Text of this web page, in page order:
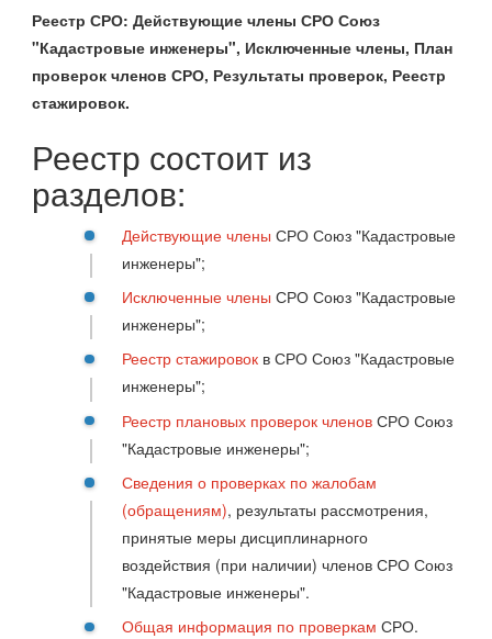
Реестр СРО: Действующие члены СРО Союз
"Кадастровые инженеры", Исключенные члены, План
проверок членов СРО, Результаты проверок, Реестр
стажировок.
Реестр состоит из
разделов:
Действующие члены СРО Союз "Кадастровые
инженеры";
Исключенные члены СРО Союз "Кадастровые
инженеры";
Реестр стажировок в СРО Союз "Кадастровые
инженеры";
Реестр плановых проверок членов СРО Союз
"Кадастровые инженеры";
Сведения о проверках по жалобам
(обращениям), результаты рассмотрения,
принятые меры дисциплинарного
воздействия (при наличии) членов СРО Союз
"Кадастровые инженеры".
Общая информация по проверкам СРО.